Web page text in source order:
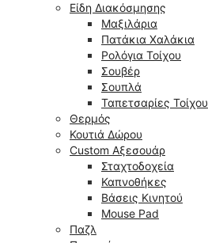
Είδη Διακόσμησης
Μαξιλάρια
Πατάκια Χαλάκια
Ρολόγια Τοίχου
Σουβέρ
Σουπλά
Ταπετσαρίες Τοίχου
Θερμός
Κουτιά Δώρου
Custom Αξεσουάρ
Σταχτοδοχεία
Καπνοθήκες
Βάσεις Κινητού
Mouse Pad
Παζλ